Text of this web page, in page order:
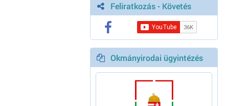
Feliratkozás - Követés
Okmányirodai ügyintézés